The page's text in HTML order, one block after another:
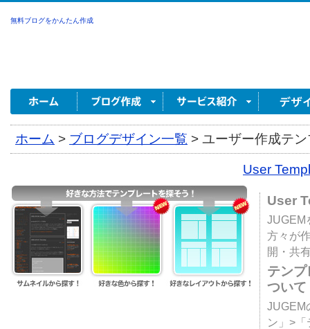
無料ブログをかんたん作成
ホーム > ブログデザイン一覧 > ユーザー作成テ
User
User
JUGEM
方々が
開・共
テン
ついて
JUGEM
ン」>